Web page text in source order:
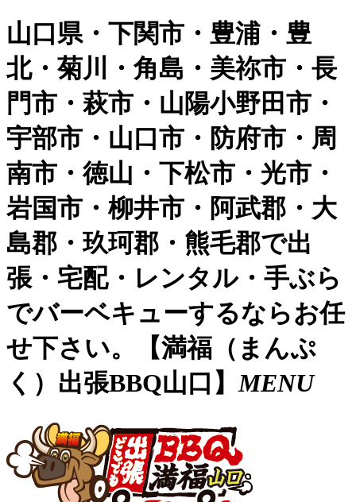
山口県・下関市・豊浦・豊
北・菊川・角島・美祢市・長
門市・萩市・山陽小野田市・
宇部市・山口市・防府市・周
南市・徳山・下松市・光市・
岩国市・柳井市・阿武郡・大
島郡・玖珂郡・熊毛郡で出
張・宅配・レンタル・手ぶら
でバーベキューするならお任
せ下さい。【満福（まんぷ
く）出張BBQ山口】MENU